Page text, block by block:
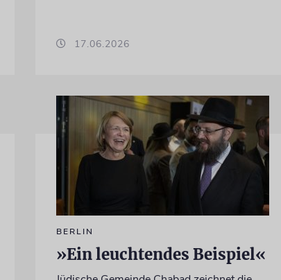
17.06.2026
BERLIN
»Ein leuchtendes Beispiel«